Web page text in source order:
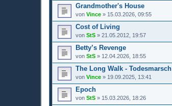
Grandmother's House
von Vince » 15.03.2026, 09:55
Cost of Living
von StS » 21.05.2012, 19:57
Betty’s Revenge
von StS » 12.04.2026, 18:55
The Long Walk - Todesmarsch
von Vince » 19.09.2025, 13:41
Epoch
von StS » 15.03.2026, 18:26